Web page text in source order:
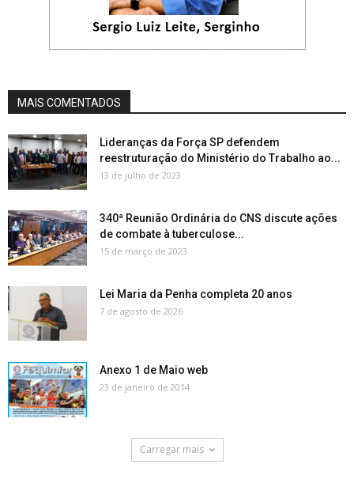
MAIS COMENTADOS
Lideranças da Força SP defendem
reestruturação do Ministério do Trabalho ao...
13 de julho de 2023
340ª Reunião Ordinária do CNS discute ações
de combate à tuberculose...
15 de março de 2023
Lei Maria da Penha completa 20 anos
7 de agosto de 2026
Anexo 1 de Maio web
23 de janeiro de 2014
Carregar mais